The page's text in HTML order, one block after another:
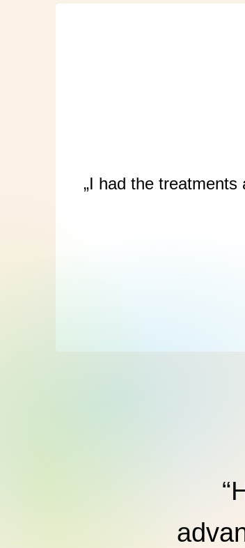
„I had the